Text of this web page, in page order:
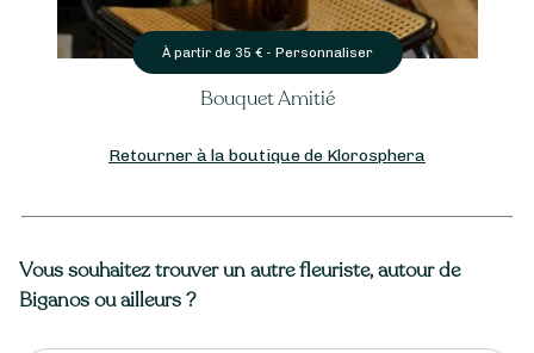
À partir de 35 € - Personnaliser
Bouquet Amitié
Retourner à la boutique de Klorosphera
Vous souhaitez trouver un autre fleuriste, autour de
Biganos ou ailleurs ?